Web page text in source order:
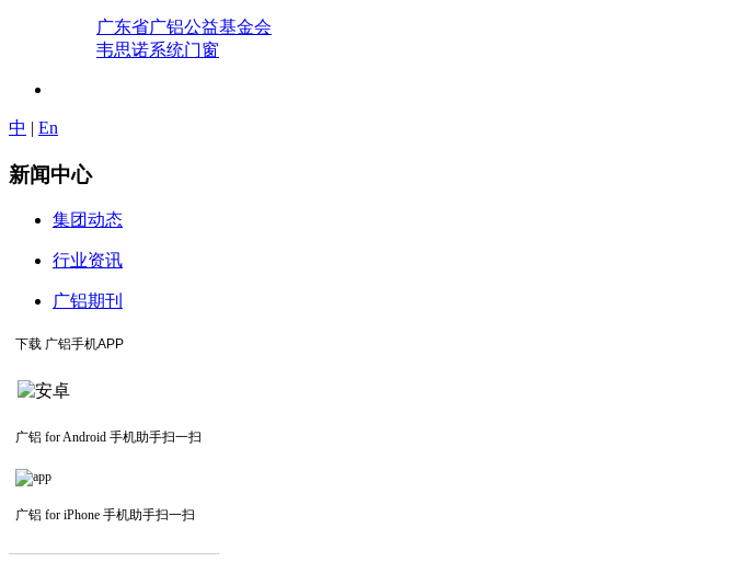
广东省广铝公益基金会
韦思诺系统门窗
中 | En
新闻中心
集团动态
行业资讯
广铝期刊
下载 广铝手机APP
广铝 for Android 手机助手扫一扫
广铝 for iPhone 手机助手扫一扫
————————————